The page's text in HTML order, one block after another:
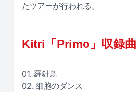
たツアーが行われる。
Kitri「Primo」収録曲
01. 羅針鳥
02. 細胞のダンス